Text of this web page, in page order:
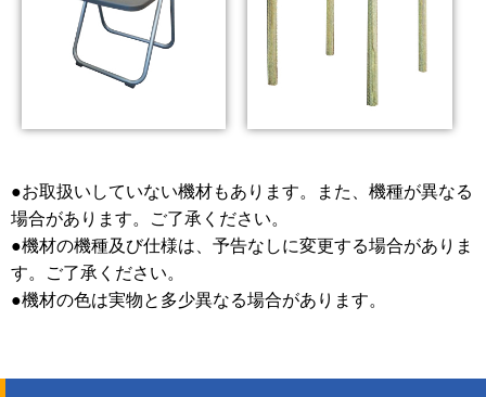
●お取扱いしていない機材もあります。また、機種が異なる
場合があります。ご了承ください。
●機材の機種及び仕様は、予告なしに変更する場合がありま
す。ご了承ください。
●機材の色は実物と多少異なる場合があります。